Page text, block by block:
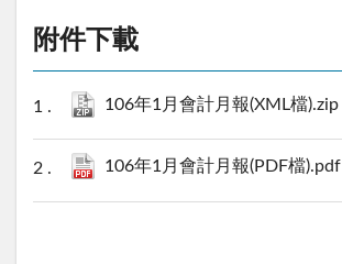
附件下載
106年1月會計月報(XML檔).zip
106年1月會計月報(PDF檔).pdf